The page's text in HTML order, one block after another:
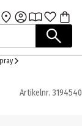
Artikelnr. 3194540